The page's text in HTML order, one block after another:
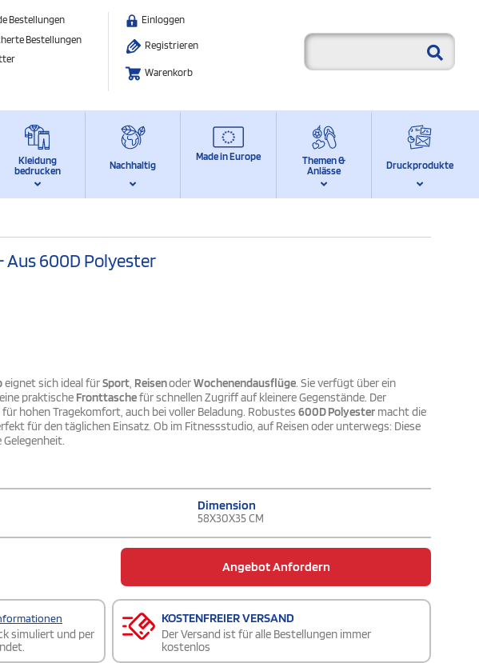
Bestellungen
Bestellungen
Einloggen
Registrieren
Warenkorb
Kleidung
bedrucken
Nachhaltig
Made in Europe
Themen &
Anlässe
Druckprodukte
600D Polyester
eignet sich ideal fürSport, ReisenoderWochenendausflüge. Sie verfügt über ein
praktische Fronttaschefür schnellen Zugriff auf kleinere Gegenstände. Der
hohen Tragekomfort, auch bei voller Beladung. Robustes 600D Polyester macht die
für den täglichen Einsatz. Ob im Fitnessstudio, auf Reisen oder unterwegs: Diese
Dimension
58X30X35 CM
Angebot Anfordern
simuliert und per
KOSTENFREIER VERSAND
Der Versand ist für alle Bestellungen immer
kostenlos